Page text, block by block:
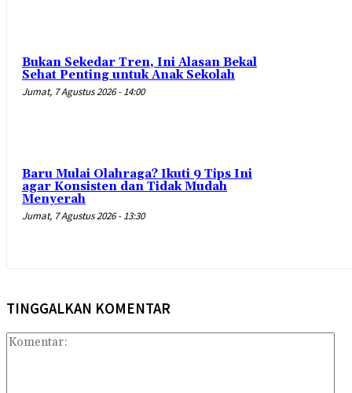
Bukan Sekedar Tren, Ini Alasan Bekal
Sehat Penting untuk Anak Sekolah
Jumat, 7 Agustus 2026 - 14:00
Baru Mulai Olahraga? Ikuti 9 Tips Ini
agar Konsisten dan Tidak Mudah
Menyerah
Jumat, 7 Agustus 2026 - 13:30
TINGGALKAN KOMENTAR